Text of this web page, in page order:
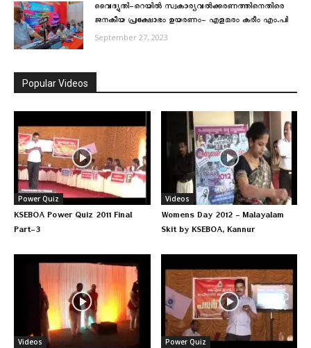
വൈദ്യുതി-റെയില്‍ സ്വകാര്യവല്‍ക്കരണത്തിനെതിരെ
ജനകീയ പ്രക്ഷോഭം ഉയരണം- എളമരം കരീം എം.പി
September 27, 2023
Popular Videos
Power Quiz
KSEBOA Power Quiz 2011 Final
Part-3
Videos
Womens Day 2012 – Malayalam
Skit by KSEBOA, Kannur
Videos Power Quiz